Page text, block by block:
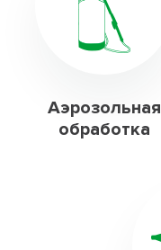
Аэрозольная
обработка